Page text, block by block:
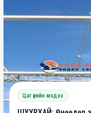
Цаг үеийн мэдээ